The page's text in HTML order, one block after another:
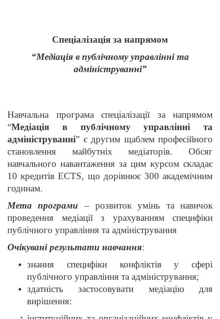
Спеціалізація за напрямом
“Медіація в публічному управлінні та
адмініструванні”
Навчальна програма
спеціалізації за напрямом
“Медіація в публічному управлінні та
адмініструванні” є другим щаблем професійного
становлення майбутніх медіаторів. Обсяг
навчального навантаження за цим курсом складає
10 кредитів ECTS, що дорівнює 300 академічним
годинам.
Мета програми – розвиток умінь та навичок
проведення медіації з урахуванням специфіки
публічного управління та адміністрування
Очікувані результати навчання:
знання специфіки конфліктів у сфері
публічного управління та адміністрування;
здатність застосовувати медіацію для
вирішення: